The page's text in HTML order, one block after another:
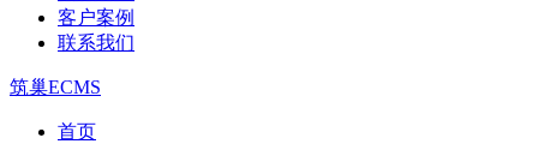
客户案例
联系我们
筑巢ECMS
首页